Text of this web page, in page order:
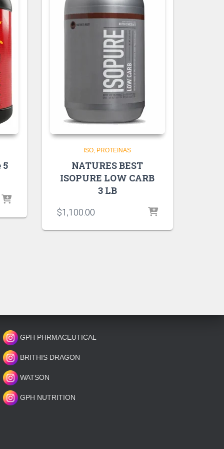
5
ISO PROTEINAS
NATURES BEST
ISOPURE LOW CARB
3 LB
$1,100.00
GPH PHRMACEUTICAL
BRITHIS DRAGON
WATSON
GPH NUTRITION